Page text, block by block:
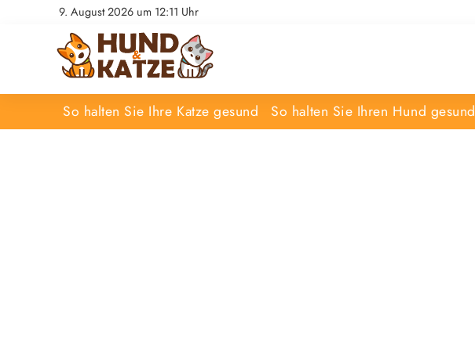
9. August 2026 um 12:11 Uhr
So halten Sie Ihre Katze gesund So halten Sie Ihren Hund gesund